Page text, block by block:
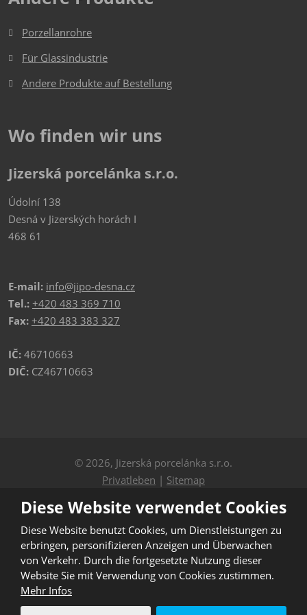
Porzellanrohre
Für Glassindustrie
Andere Produkte auf Bestellung
Wo finden wir uns
Jizerská porcelánka s.r.o.
Údolní 138
Desná v Jizerských horách I
468 61
E-mail: info@jipo-desna.cz
Tel.: +420 483 369 710
Fax: +420 483 383 327
IČ: 46710663
DIČ: CZ46710663
© 2026, Jizerská porcelánka s.r.o.
Privatleben | Sitemap
ERSTELLT VON
Diese Website ist durch reCAPTCHA geschützt und es
gelten die
Datenschutzbestimmungen
von Google.
Diese Website verwendet Cookies
Diese Website benutzt Cookies, um Dienstleistungen zu
erbringen, personifizieren Anzeigen und Überwachen
von Verkehr. Durch die fortgesetzte Nutzung dieser
Website Sie mit Verwendung von Cookies zustimmen.
Mehr Infos